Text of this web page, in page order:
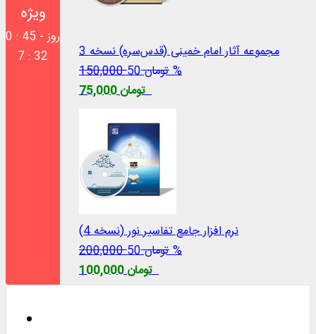
ویژه
0 روز - 44 :
32 : 7
مجموعه آثار امام خمینی (‌قدس‌سره) نسخه 3
150,000 تومان50 %
75,000 تومان
نرم افزار جامع تفاسیر نور (نسخه 4)
200,000 تومان50 %
100,000 تومان